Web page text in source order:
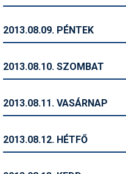
Pályázatok
Síbérletárak
2013.08.09. PÉNTEK
2013.08.10. SZOMBAT
2013.08.11. VASÁRNAP
2013.08.12. HÉTFŐ